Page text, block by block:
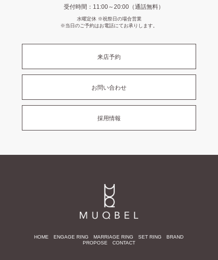
受付時間：11:00～20:00（通話無料）
水曜定休 ※祝祭日の場合営業
※当日のご予約はお電話にてお承りします。
来店予約
お問い合わせ
採用情報
HOME ENGAGE RING MARRIAGE RING SET RING
BRAND
PROPOSE
CONTACT